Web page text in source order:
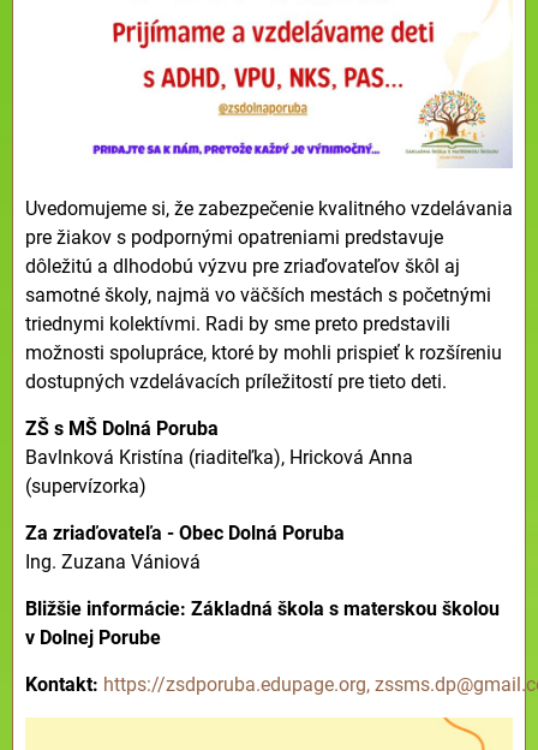
Uvedomujeme si, že zabezpečenie kvalitného vzdelávania
pre žiakov s podpornými opatreniami predstavuje
dôležitú a dlhodobú výzvu pre zriaďovateľov škôl aj
samotné školy, najmä vo väčších mestách s početnými
triednymi kolektívmi. Radi by sme preto predstavili
možnosti spolupráce, ktoré by mohli prispieť k rozšíreniu
dostupných vzdelávacích príležitostí pre tieto deti.
ZŠ s MŠ Dolná Poruba
Bavlnková Kristína (riaditeľka), Hricková Anna
(supervízorka)
Za zriaďovateľa - Obec Dolná Poruba
Ing. Zuzana Vániová
Bližšie informácie: Základná škola s materskou školou
v Dolnej Porube
Kontakt: https://zsdporuba.edupage.org,